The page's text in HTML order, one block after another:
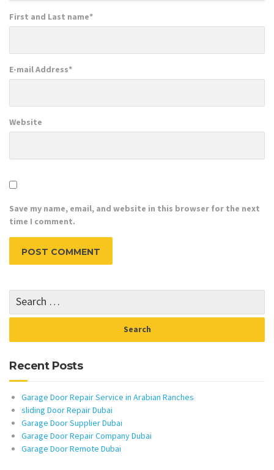
First and Last name*
E-mail Address*
Website
Save my name, email, and website in this browser for the next
time I comment.
Recent Posts
Garage Door Repair Service in Arabian Ranches
sliding Door Repair Dubai
Garage Door Supplier Dubai
Garage Door Repair Company Dubai
Garage Door Remote Dubai